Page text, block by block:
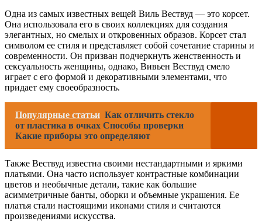
Одна из самых известных вещей Виль Вествуд — это корсет.
Она использовала его в своих коллекциях для создания
элегантных, но смелых и откровенных образов. Корсет стал
символом ее стиля и представляет собой сочетание старины и
современности. Он призван подчеркнуть женственность и
сексуальность женщины, однако, Вивьен Вествуд смело
играет с его формой и декоративными элементами, что
придает ему своеобразность.
Популярные статьи Как отличить стекло
от пластика в очках Способы проверки
Какие приборы это определяют
Также Вествуд известна своими нестандартными и яркими
платьями. Она часто использует контрастные комбинации
цветов и необычные детали, такие как большие
асимметричные банты, оборки и объемные украшения. Ее
платья стали настоящими иконами стиля и считаются
произведениями искусства.